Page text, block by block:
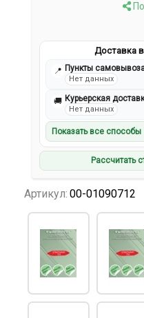
Доставка
📍 Пункты
Нет данных
🚚 Курьерская
Нет данных
Показать все способы
Рассчитать
Артикул: 00-01090712